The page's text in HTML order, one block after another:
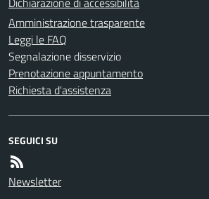
Amministrazione trasparente
Leggi le FAQ
Segnalazione disservizio
Prenotazione appuntamento
Richiesta d'assistenza
SEGUICI SU
Newsletter